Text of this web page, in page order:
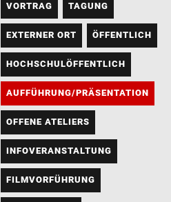
VORTRAG TAGUNG
EXTERNER ORT ÖFFENTLICH
HOCHSCHULÖFFENTLICH
AUFFÜHRUNG/PRÄSENTATION
OFFENE ATELIERS
INFOVERANSTALTUNG
FILMVORFÜHRUNG